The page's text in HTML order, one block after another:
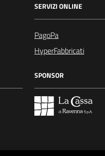
SERVIZI ONLINE
PagoPa
HyperFabbricati
SPONSOR